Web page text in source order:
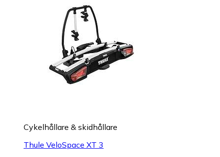
Cykelhållare & skidhållare
Thule VeloSpace XT 3